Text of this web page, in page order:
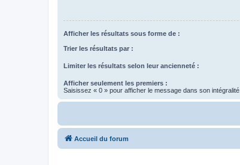
Afficher les résultats sous forme de :
Trier les résultats par :
Limiter les résultats selon leur ancienneté :
Afficher seulement les premiers :
Saisissez « 0 » pour afficher le message dans son intégralité.
Accueil du forum